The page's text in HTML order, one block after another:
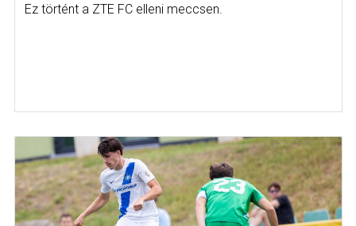
Ez történt a ZTE FC elleni meccsen.